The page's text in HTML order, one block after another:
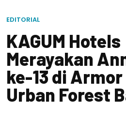
EDITORIAL
KAGUM Hotels
Merayakan
ke-13 di
Urban Forest